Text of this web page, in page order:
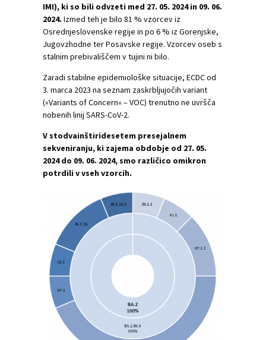
IMI), ki so bili odvzeti med 27. 05. 2024 in 09. 06.
2024. Izmed teh je bilo 81 % vzorcev iz
Osrednjeslovenske regije in po 6 % iz Gorenjske,
Jugovzhodne ter Posavske regije. Vzorcev oseb s
stalnim prebivališčem v tujini ni bilo.
Zaradi stabilne epidemiološke situacije, ECDC od
3. marca 2023 na seznam zaskrbljujočih variant
(»Variants of Concern« – VOC) trenutno ne uvršča
nobenih linij SARS-CoV-2.
V stodvainštiridesetem presejalnem
sekveniranju, ki zajema obdobje od 27. 05.
2024 do 09. 06. 2024, smo različico omikron
potrdili v vseh vzorcih.